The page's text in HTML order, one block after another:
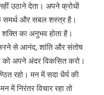
उठाने देता। अपने क्रोधी
समर्थ और सबल शस्त्र है।
का अनुभव होता है।
करने से आनंद, शांति और संतोष
को अपने अंदर विकसित करो।
रहो। मन में सदा धैर्य की
में निरंतर विचार रहा तो